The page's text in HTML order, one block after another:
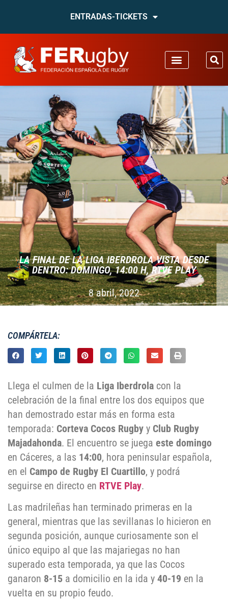
ENTRADAS-TICKETS
LA FINAL DE LA LIGA IBERDROLA VISTA DESDE
DENTRO: DOMINGO, 14:00 H, RTVE PLAY
8 abril, 2022
COMPÁRTELA:
Llega el culmen de la Liga Iberdrola con la
celebración de la final entre los dos equipos que
han demostrado estar más en forma esta
temporada: Corteva Cocos Rugby y Club Rugby
Majadahonda. El encuentro se juega este domingo
en Cáceres, a las 14:00, hora peninsular española,
en el Campo de Rugby El Cuartillo, y podrá
seguirse en directo en RTVE Play.
Las madrileñas han terminado primeras en la
general, mientras que las sevillanas lo hicieron en
segunda posición, aunque curiosamente son el
único equipo al que las majariegas no han
superado esta temporada, ya que las Cocos
ganaron 8-15 a domicilio en la ida y 40-19 en la
vuelta en su propio feudo.